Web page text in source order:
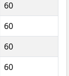
60
60
60
60